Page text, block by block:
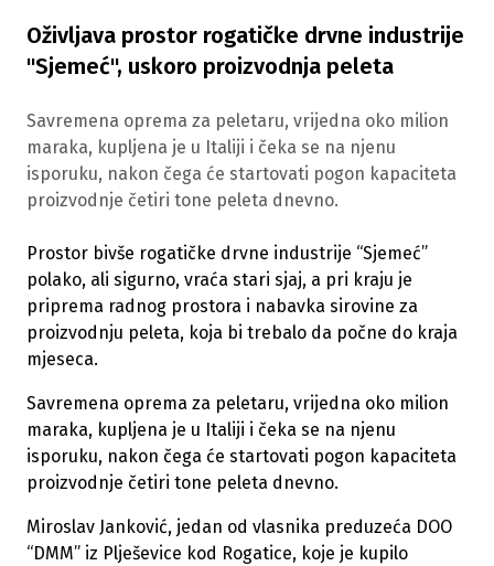
Oživljava prostor rogatičke drvne industrije
"Sjemeć", uskoro proizvodnja peleta
Savremena oprema za peletaru, vrijedna oko milion
maraka, kupljena je u Italiji i čeka se na njenu
isporuku, nakon čega će startovati pogon kapaciteta
proizvodnje četiri tone peleta dnevno.
Prostor bivše rogatičke drvne industrije “Sjemeć”
polako, ali sigurno, vraća stari sjaj, a pri kraju je
priprema radnog prostora i nabavka sirovine za
proizvodnju peleta, koja bi trebalo da počne do kraja
mjeseca.
Savremena oprema za peletaru, vrijedna oko milion
maraka, kupljena je u Italiji i čeka se na njenu
isporuku, nakon čega će startovati pogon kapaciteta
proizvodnje četiri tone peleta dnevno.
Miroslav Janković, jedan od vlasnika preduzeća DOO
“DMM” iz Plješevice kod Rogatice, koje je kupilo